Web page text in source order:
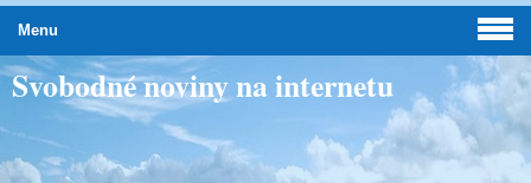
Svobodné noviny na internetu
Menu